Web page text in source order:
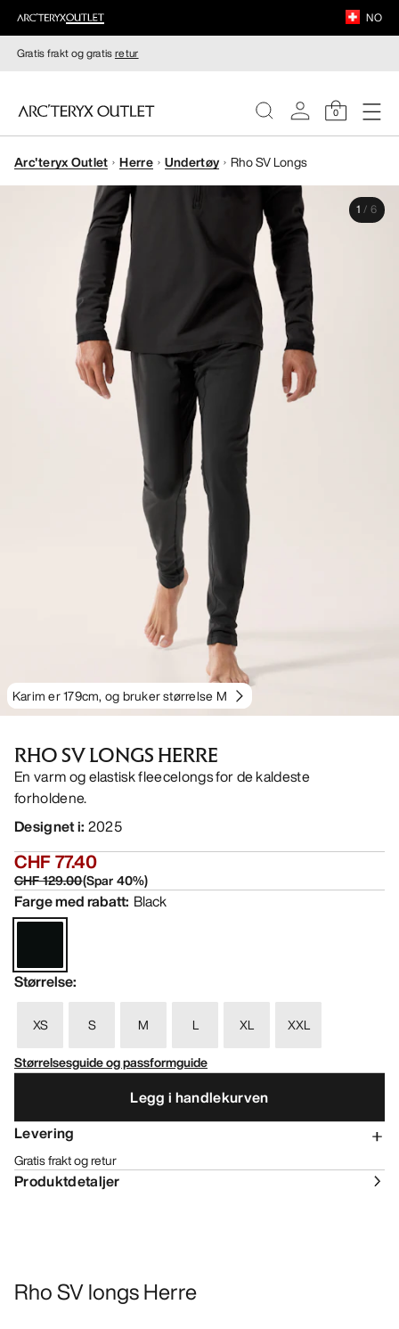
NO
Gratis frakt og gratisretur
0
DAMER
HERRER
Arc'teryx Outlet Herre Undertøy Rho SV Longs
Karim er 179cm, og bruker størrelse M
1 / 6
RHO SV LONGS HERRE
En varm og elastisk fleecelongs for de kaldeste
forholdene.
Designet i: 2025
CHF 77.40
CHF 129.00(Spar40%)
Farge med rabatt: Black
Størrelse:
XS S M L XL
XXL
Størrelsesguide og passformguide
Legg i handlekurven
Levering
Gratis frakt og retur
Produktdetaljer
Rho SV longs Herre